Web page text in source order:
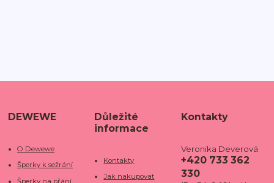
DEWEWE
O Dewewe
Šperky k sežrání
Šperky na přání
Důležité
informace
Kontakty
Jak nakupovat
Kontakty
Veronika Deverová
+420 733 362
330